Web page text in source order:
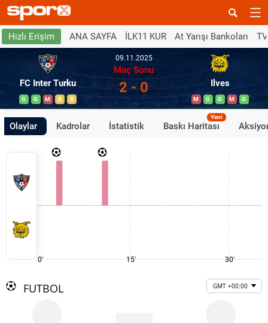
Hızlı Erişim ANA SAYFA İLK11 KUR At Yarışı Bankoları
FC Inter Turku
G G M B B
09.11.2025
Maç Sonu
2 - 0 Ilves
M G G M G
Olaylar Kadrolar İstatistik Baskı Haritası
Yeni
0' 15' 30'
FUTBOL GMT +00:00